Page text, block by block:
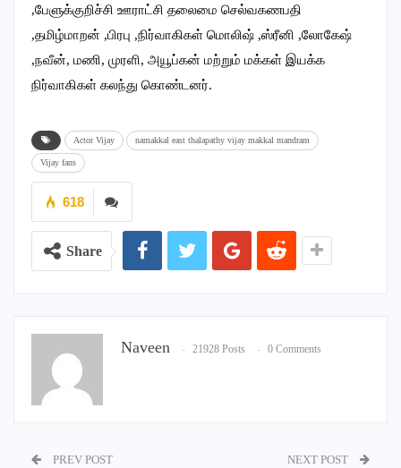
,பேளுக்குறிச்சி ஊராட்சி தலைமை செல்வகணபதி
,தமிழ்மாறன் ,பிரபு ,நிர்வாகிகள் மொலிஷ் ,ஸ்ரீனி ,லோகேஷ்
,நவீன், மணி, முரளி, அயூப்கன் மற்றும் மக்கள் இயக்க
நிர்வாகிகள் கலந்து கொண்டனர்.
Actor Vijay namakkal east thalapathy vijay makkal mandram
Vijay fans
618
Share
Naveen 21928 Posts 0 Comments
PREV POST NEXT POST